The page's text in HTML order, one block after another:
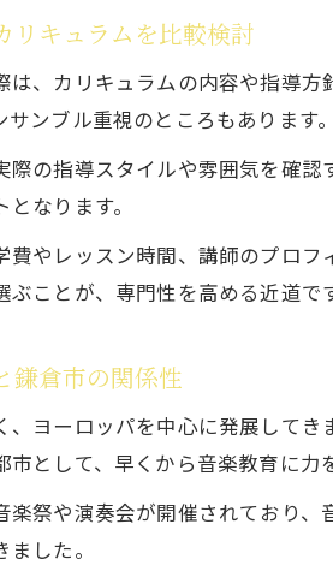
クラシック音
クラシック音
リキュラムを比較検討
は、カリキュラムの内容や指導
ンブル重視のところもあります。
際の指導スタイルや雰囲気を確
なります。
費やレッスン時間、講師のプロ
ことが、専門性を高める近道です
鎌倉市の関係性
、ヨーロッパを中心に発展して
として、早くから音楽教育に力
祭や演奏会が開催されており
した。